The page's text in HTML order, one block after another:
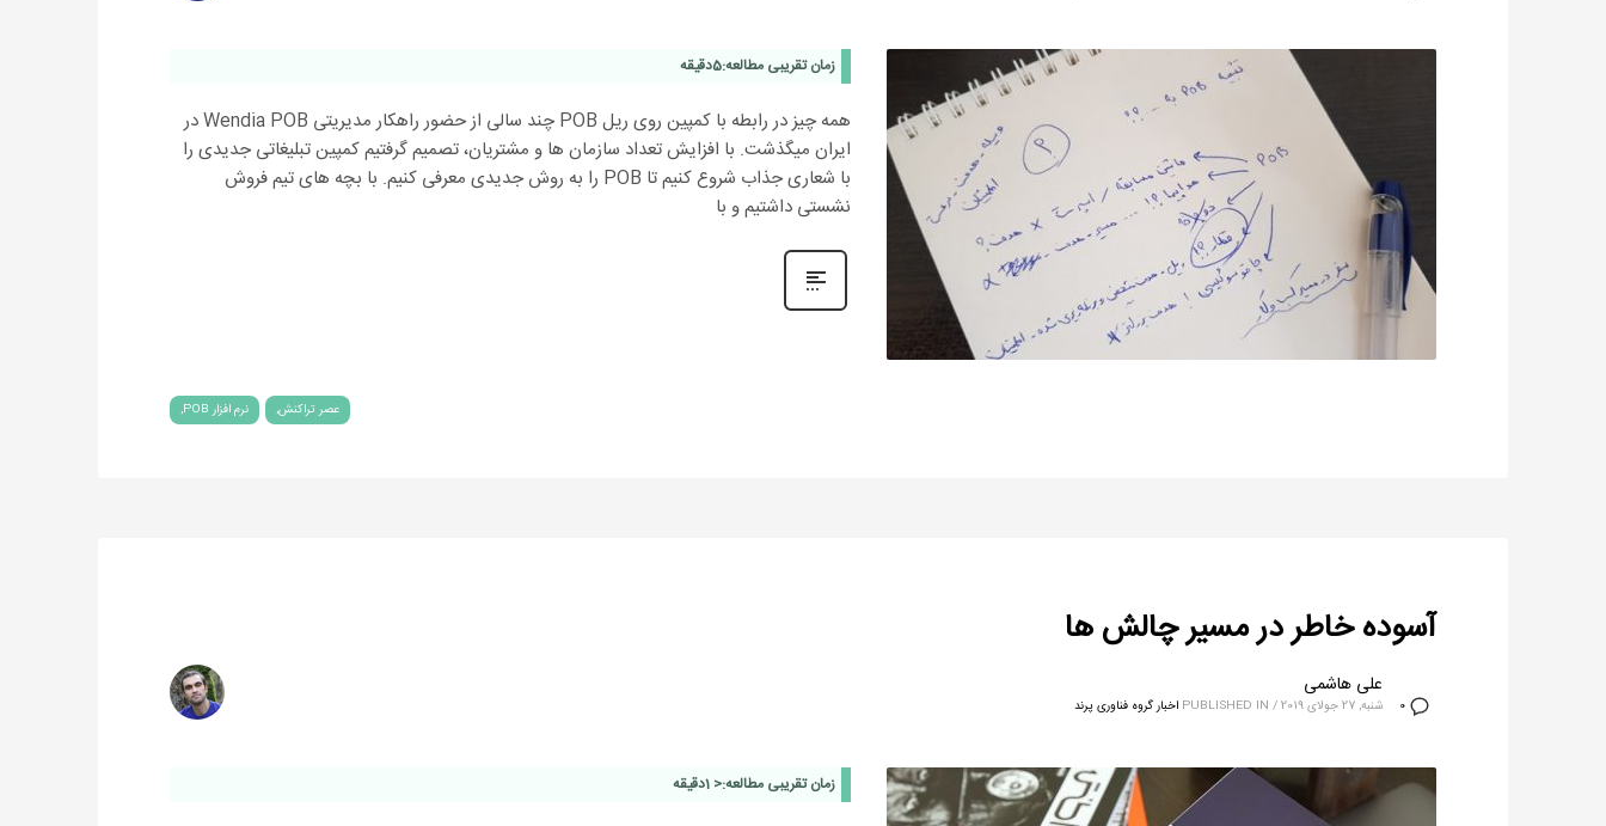
زمان تقریبی مطالعه:5دقیقه
همه چیز در رابطه با کمپین روی ریل POB چند سالی از حضور راهکار مدیریتی Wendia POB در
ایران میگذشت. با افزایش تعداد سازمان ها و مشتریان، تصمیم گرفتیم کمپین تبلیغاتی جدیدی را
با شعاری جذاب شروع کنیم تا POB را به روش جدیدی معرفی کنیم. با بچه های تیم فروش
نشستی داشتیم و با
عصر تراکنش نرم افزار POB
آسوده خاطر در مسیر چالش ها
0
علی هاشمی
شنبه, 27 جولای 2019 /
PUBLISHED IN اخبار گروه فناوری پرند
زمان تقریبی مطالعه:< 1 دقیقه